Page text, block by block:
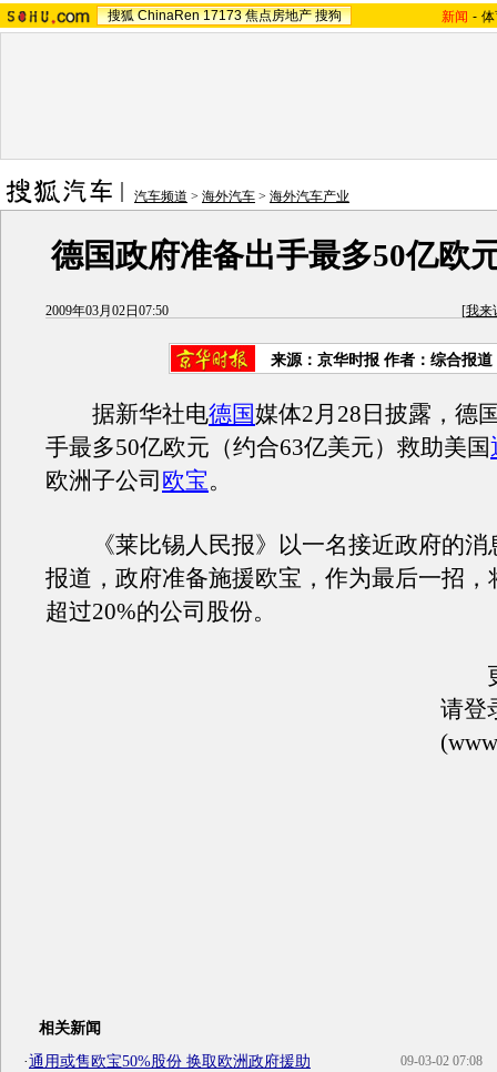
搜狐 ChinaRen 17173 焦点房地产 搜狗 新闻 -
汽车频道 > 海外汽车 > 海外汽车产业
德国政府准备出手最多50亿欧
2009年03月02日07:50 [我来
来源：京华时报 作者：综合报道
据新华社电德国媒体2月28日披露，德
手最多50亿欧元（约合63亿美元）救助美国
欧洲子公司 欧宝。
《莱比锡人民报》以一名接近政府的消
报道，政府准备施援欧宝，作为最后一招，
超过20%的公司股份。
更
请登
相关新闻
09-03-02 07:08
·通用或售欧宝50%股份 换取欧洲政府援助